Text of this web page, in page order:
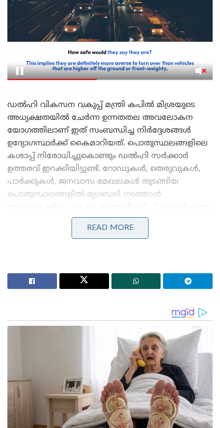
ഡൽഹി വികസന വകുപ്പ് മന്ത്രി കപിൽ മിശ്രയുടെ
അധ്യക്ഷതയിൽ ചേർന്ന ഉന്നതതല അവലോകന
യോഗത്തിലാണ് ഇത് സംബന്ധിച്ച നിർദ്ദേശങ്ങൾ
ഉദ്യോഗസ്ഥർക്ക് കൈമാറിയത്. പൊതുസ്ഥലങ്ങളിലെ
കശാപ്പ് നിരോധിച്ചുകൊണ്ടും ഡൽഹി സർക്കാർ
ഉത്തരവ് ഇറക്കിയിട്ടുണ്ട്. റോഡുകൾ, തെരുവുകൾ,
പാർക്കുകൾ, ജനവാസ മേഖലകൾ തുടങ്ങിയ
പൊതുസ്ഥലങ്ങളിൽ മൃഗബലി നടത്താൻ
കേന്ദ്രങ്ങളിൽ മാത്രമേ ഇതിന് അനുമതിയുണ്ടാകൂ
എന്നും ഡൽഹി സർക്കാർ പുറത്തിറക്കിയ മാർഗ
Stories you may like
ബംഗ്ലാദേശ് മറ്റൊരു പാകിസ്താനായി മാറുന്നു, ഇന്ത്യ
ജാഗ്രത പാലിക്കണം’; ഷെയ്ഖ് ഹസീനയുടെ മകൻ
ഇതോടൊപ്പം, തെരുവുകളിലോ പൊതുവഴികളിലോ
താൽക്കാലികമായി മൃഗച്ചന്തകൾ സ്ഥാപിക്കുന്നതും
മൃഗങ്ങളെ നിയമവിരുദ്ധമായി വാങ്ങുന്നതും
വിൽക്കുന്നതും പൂർണ്ണമായും നിരോധിച്ചു. മൃഗബലിക്ക്
ശേഷം രക്തം റോഡുകളിലേക്കോ പൊതു
READ MORE